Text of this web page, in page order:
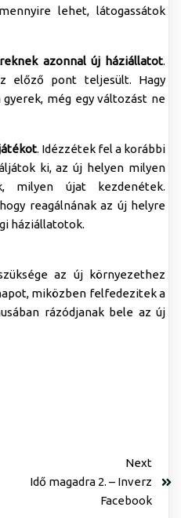
lehet, látogassátok
azonnal új háziállatot.
előző pont teljesült. Hagy
még egy változást ne
. Idézzétek fel a korábbi
ki, az új helyen milyen
milyen újat kezdenétek.
reagálnának az új helyre
háziállatotok.
az új környezethez
miközben felfedezitek a
rázódjanak bele az új
Next
Idő magadra 2. – Inverz
Facebook